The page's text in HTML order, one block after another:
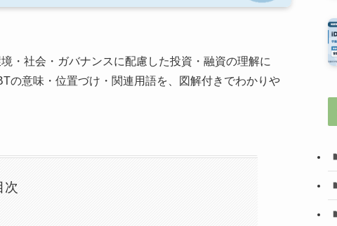
・社会・ガバナンスに配慮した投資・融資の理解に
の意味・位置づけ・関連用語を、図解付きでわかりや
次